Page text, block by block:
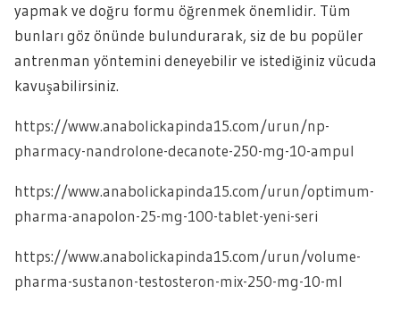
yapmak ve doğru formu öğrenmek önemlidir. Tüm
bunları göz önünde bulundurarak, siz de bu popüler
antrenman yöntemini deneyebilir ve istediğiniz vücuda
kavuşabilirsiniz.
https://www.anabolickapinda15.com/urun/np-
pharmacy-nandrolone-decanote-250-mg-10-ampul
https://www.anabolickapinda15.com/urun/optimum-
pharma-anapolon-25-mg-100-tablet-yeni-seri
https://www.anabolickapinda15.com/urun/volume-
pharma-sustanon-testosteron-mix-250-mg-10-ml